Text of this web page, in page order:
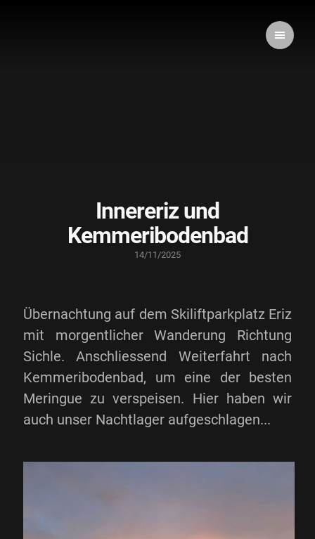
Innereriz und
Kemmeribodenbad
14/11/2025
Übernachtung auf dem Skiliftparkplatz Eriz
mit morgentlicher Wanderung Richtung
Sichle. Anschliessend Weiterfahrt nach
Kemmeribodenbad, um eine der besten
Meringue zu verspeisen. Hier haben wir
auch unser Nachtlager aufgeschlagen...